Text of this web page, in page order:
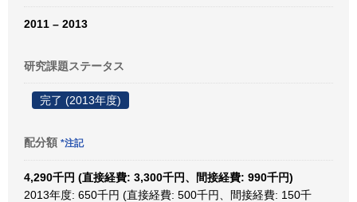
2011 – 2013
研究課題ステータス
完了 (2013年度)
配分額 *注記
4,290千円 (直接経費: 3,300千円、間接経費: 990千円)
2013年度: 650千円 (直接経費: 500千円、間接経費: 150千